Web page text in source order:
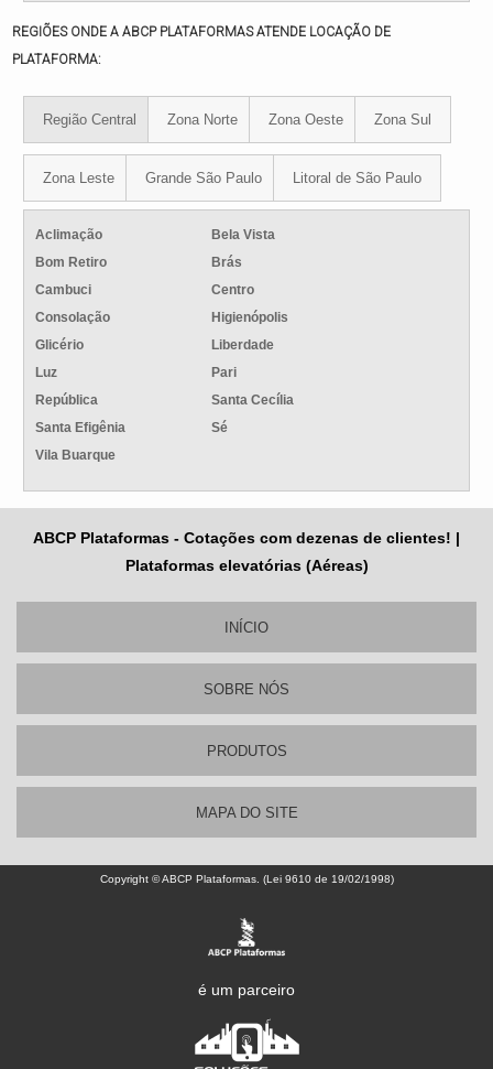
REGIÕES ONDE A ABCP PLATAFORMAS ATENDE LOCAÇÃO DE
PLATAFORMA:
Região Central Zona Norte Zona Oeste Zona Sul
Zona Leste Grande São Paulo Litoral de São Paulo
Aclimação
Bela Vista
Bom Retiro
Brás
Cambuci
Centro
Consolação
Higienópolis
Glicério
Liberdade
Luz
Pari
República
Santa Cecília
Santa Efigênia
Sé
Vila Buarque
ABCP Plataformas - Cotações com dezenas de clientes! |
Plataformas elevatórias (Aéreas)
INÍCIO
SOBRE NÓS
PRODUTOS
MAPA DO SITE
Copyright © ABCP Plataformas. (Lei 9610 de 19/02/1998)
é um parceiro